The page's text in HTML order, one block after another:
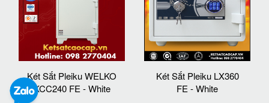
Két Sắt Pleiku WELKO
KCC240 FE - White
Két Sắt Pleiku LX360
FE - White